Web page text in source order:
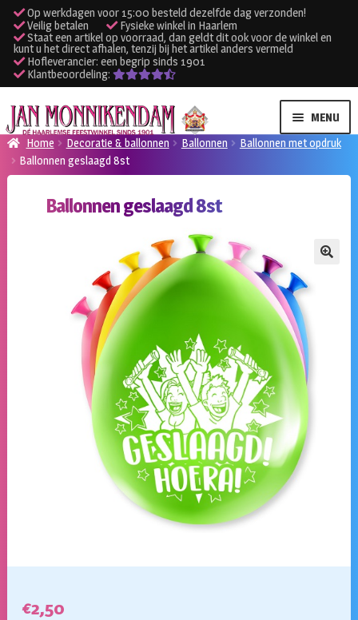
Op werkdagen voor 15:00 besteld dezelfde dag verzonden!
Veilig betalen
Fysieke winkel in Haarlem
Staat een artikel op voorraad, dan geldt dit ook voor de winkel en
kunt u het direct afhalen, tenzij bij het artikel anders vermeld
Hofleverancier: een begrip sinds 1901
Klantbeoordeling:
Ga
door
naar
navigatie
Ga
naar
de
inhoud
MENU
Verhuur kleding
Verhuur apparatuur
Klantenservice
Inloggen
Home Decoratie & ballonnen Ballonnen
Ballonnen met opdruk
Ballonnen geslaagd 8st
Ballonnen geslaagd 8st
€2,50